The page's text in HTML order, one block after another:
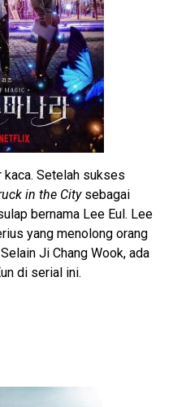
kaca. Setelah sukses
in the Citysebagai
bernama Lee Eul. Lee
yang menolong orang
Ji Chang Wook, ada
di serial ini.